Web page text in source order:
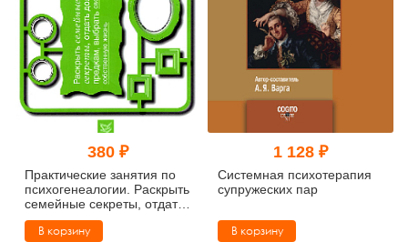
380 ₽
Практические занятия по
психогенеалогии. Раскрыть
семейные секреты, отдать
долги предкам, выбрать
свою собственную жизнь
В корзину
1 128 ₽
Системная психотерапия
супружеских пар
В корзину